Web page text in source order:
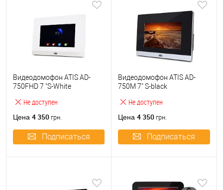
Не доступен
Видеодомофон ATIS AD-
750FHD 7 "S-White
Цена 4 350 грн.
Подписаться
Не доступен
Видеодомофон ATIS AD-
750M 7" S-black
Цена 4 350 грн.
Подписаться